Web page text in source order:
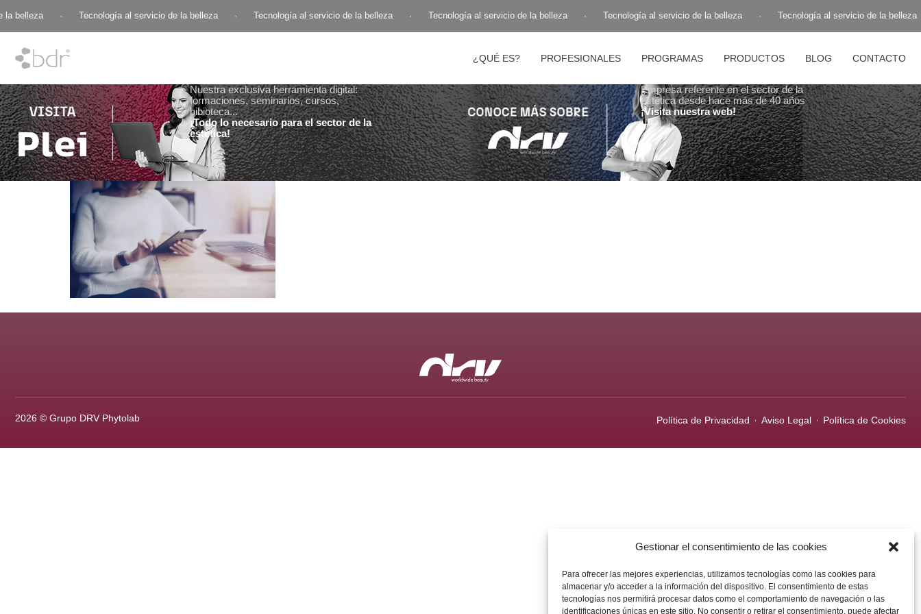
Gestionar el consentimiento de las cookies
Para ofrecer las mejores experiencias, utilizamos tecnologías como las cookies para
almacenar y/o acceder a la información del dispositivo. El consentimiento de estas
tecnologías nos permitirá procesar datos como el comportamiento de navegación o las
identificaciones únicas en este sitio. No consentir o retirar el consentimiento, puede afectar
belleza Tecnología al servicio de la belleza Tecnología al servicio de la belleza Tecnología al servicio de la belleza Tecnología al servicio de la belleza Tecnología al servicio de la belleza
¿QUÉ ES? PROFESIONALES PROGRAMAS PRODUCTOS BLOG CONTACTO
Nuestra exclusiva herramienta digital:
formaciones, seminarios, cursos,
bibioteca...
¡Todo lo necesario para el sector de la
estética!
Empresa referente en el sector de la
estética desde hace más de 40 años
¡Visita nuestra web!
2026 © Grupo DRV Phytolab Política de Privacidad Aviso Legal Política de Cookies